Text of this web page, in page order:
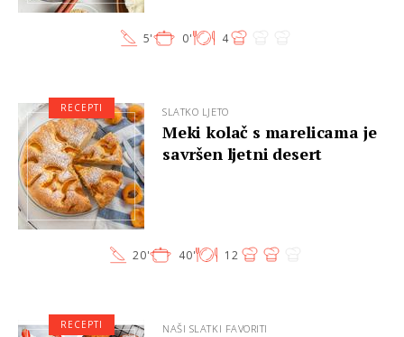
5' 0' 4
SLATKO LJETO
Meki kolač s marelicama je
savršen ljetni desert
20' 40' 12
RECEPTI
NAŠI SLATKI FAVORITI
RECEPTI